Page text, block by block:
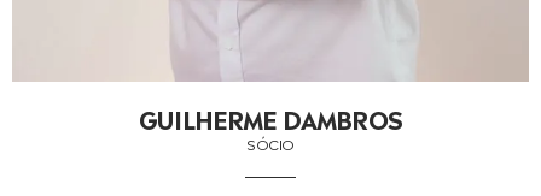
GUILHERME DAMBROS
SÓCIO